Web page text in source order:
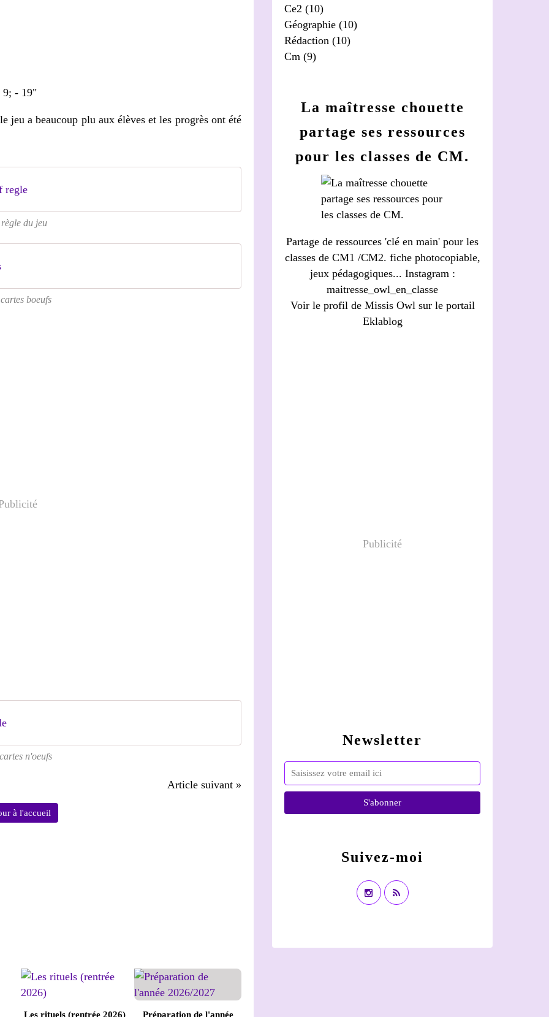
9; - 19"
jeu a beaucoup plu aux élèves et les progrès ont été
regle
du jeu
boeufs
n'oeufs
Article suivant »
à l'accueil
Les rituels (rentrée 2026)
Préparation de l'année
Newsletter
Ce2 (10)
Géographie (10)
Rédaction (10)
Cm (9)
La maîtresse chouette
partage ses ressources
pour les classes de CM.
Partage de ressources 'clé en main' pour les
classes de CM1 /CM2. fiche photocopiable,
jeux pédagogiques... Instagram :
maitresse_owl_en_classe
Voir le profil de Missis Owlsur le portail
Eklablog
Suivez-moi
Publicité